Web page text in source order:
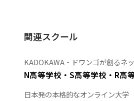
関連スクール
KADOKAWA・ドワンゴが創るネ
N高等学校・S高等学校・R高
日本発の本格的なオンライン大学